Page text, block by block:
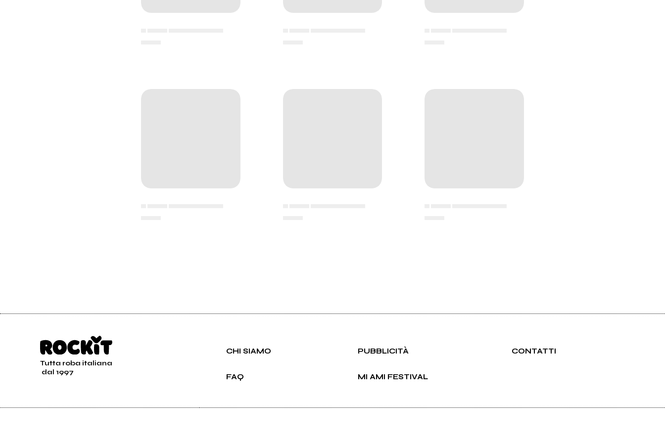
Tutta roba italiana
dal 1997
CHI SIAMO PUBBLICITÀ CONTATTI
FAQ MI AMI FESTIVAL